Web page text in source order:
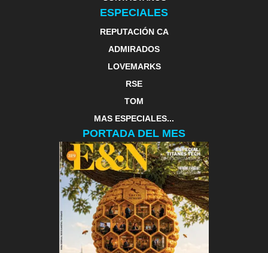
ESPECIALES
REPUTACIÓN CA
ADMIRADOS
LOVEMARKS
RSE
TOM
MAS ESPECIALES...
PORTADA DEL MES